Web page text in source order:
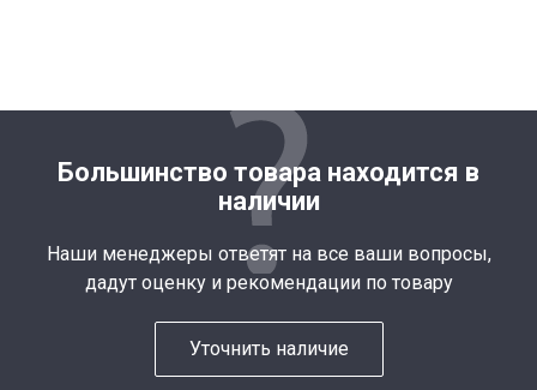
Большинство товара находится в
наличии
Наши менеджеры ответят на все ваши вопросы,
дадут оценку и рекомендации по товару
Уточнить наличие